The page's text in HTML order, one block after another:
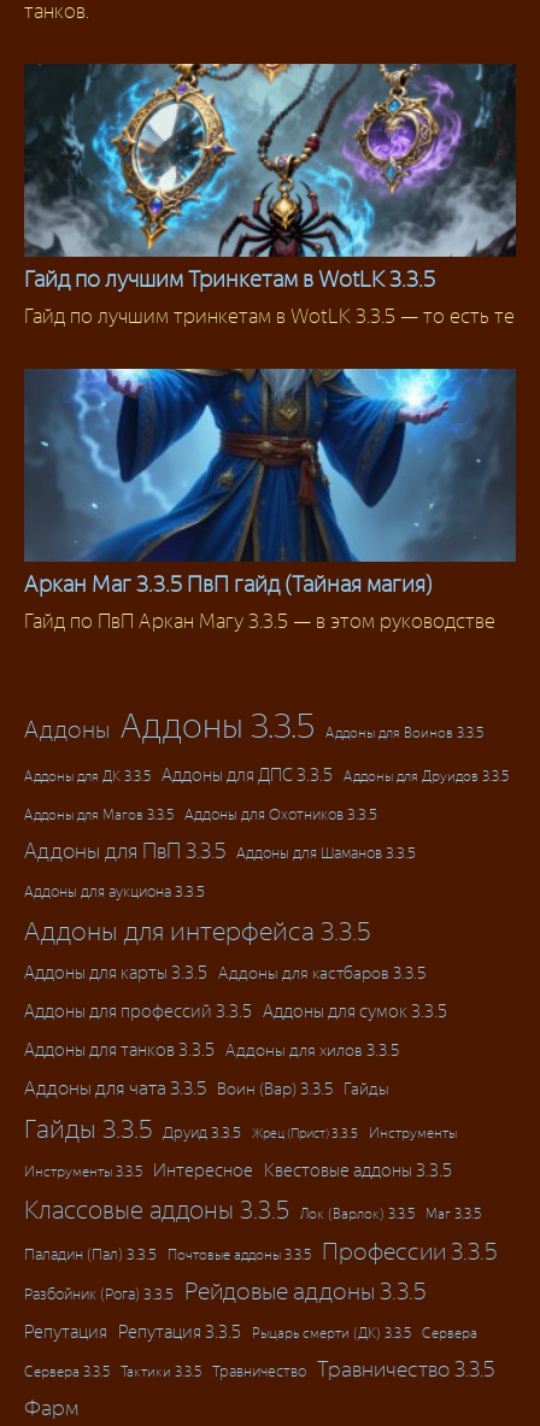
танков.
Гайды
Гайд по лучшим Тринкетам в WotLK 3.3.5
Гайд по лучшим тринкетам в WotLK 3.3.5 — то есть те
Маг
Аркан Маг 3.3.5 ПвП гайд (Тайная магия)
Гайд по ПвП Аркан Магу 3.3.5 — в этом руководстве
Аддоны Аддоны 3.3.5 Аддоны для Воинов 3.3.5
Аддоны для ДК 3.3.5 Аддоны для ДПС 3.3.5 Аддоны для Друидов 3.3.5
Аддоны для Магов 3.3.5 Аддоны для Охотников 3.3.5
Аддоны для ПвП 3.3.5 Аддоны для Шаманов 3.3.5
Аддоны для аукциона 3.3.5
Аддоны для интерфейса 3.3.5
Аддоны для карты 3.3.5 Аддоны для кастбаров 3.3.5
Аддоны для профессий 3.3.5 Аддоны для сумок 3.3.5
Аддоны для танков 3.3.5 Аддоны для хилов 3.3.5
Аддоны для чата 3.3.5 Воин (Вар) 3.3.5 Гайды
Гайды 3.3.5 Друид 3.3.5 Жрец (Прист) 3.3.5 Инструменты
Инструменты 3.3.5 Интересное Квестовые аддоны 3.3.5
Классовые аддоны 3.3.5 Лок (Варлок) 3.3.5 Маг 3.3.5
Паладин (Пал) 3.3.5 Почтовые аддоны 3.3.5 Профессии 3.3.5
Разбойник (Рога) 3.3.5 Рейдовые аддоны 3.3.5
Репутация Репутация 3.3.5 Рыцарь смерти (ДК) 3.3.5 Сервера
Сервера 3.3.5 Тактики 3.3.5 Травничество Травничество 3.3.5
Фарм